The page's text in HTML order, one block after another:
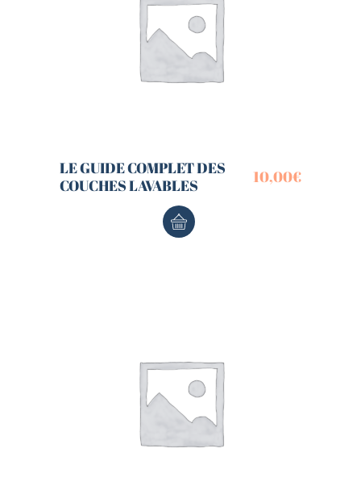
LE GUIDE COMPLET DES
COUCHES LAVABLES
10,00€